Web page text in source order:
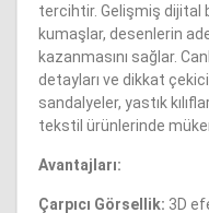
tercihtir. Gelişmiş dijital
kumaşlar, desenlerin
kazanmasını sağlar.
detayları ve dikkat
sandalyeler, yastık
tekstil ürünlerinde
Avantajları:
Çarpıcı Görsellik: 3D